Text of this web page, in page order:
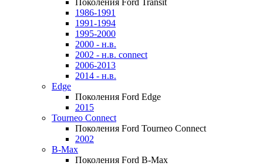
Поколения Ford Transit
1986-1991
1991-1994
1995-2000
2000 - н.в.
2002 - н.в. connect
2006-2013
2014 - н.в.
Edge
Поколения Ford Edge
2015
Tourneo Connect
Поколения Ford Tourneo Connect
2002
B-Max
Поколения Ford B-Max